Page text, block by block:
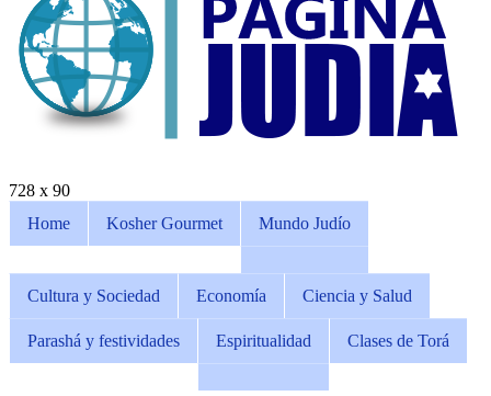
728 x 90
Home
Kosher Gourmet Mundo Judío
Cultura y Sociedad Economía Ciencia y Salud
Parashá y festividades Espiritualidad Clases de Torá